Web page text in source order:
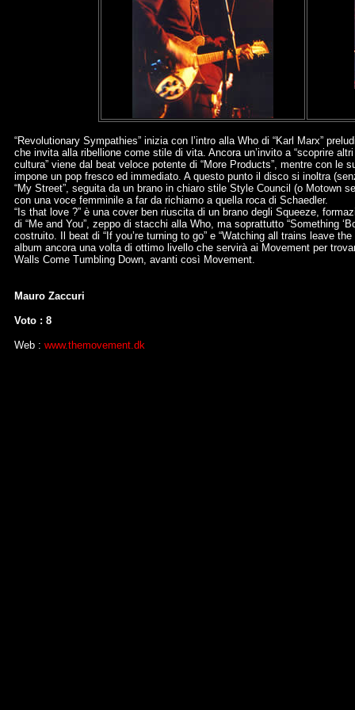
“Revolutionary Sympathies” inizia con l’intro alla Who di “Karl Marx”
che invita alla ribellione come stile di vita. Ancora un’invito a “scoprire
cultura” viene dal beat veloce potente di “More Products”, mentre con le
impone un pop fresco ed immediato. A questo punto il disco si inoltra
“My Street”, seguita da un brano in chiaro stile Style Council (o Motown
con una voce femminile a far da richiamo a quella roca di Schaedler.
“Is that love ?” è una cover ben riuscita di un brano degli Squeeze,
di “Me and You”, zeppo di stacchi alla Who, ma soprattutto “Something
costruito. Il beat di “If you’re turning to go” e “Watching all trains leave
album ancora una volta di ottimo livello che servirà ai Movement per
Walls Come Tumbling Down, avanti così Movement.
Mauro Zaccuri
Voto : 8
Web : www.themovement.dk